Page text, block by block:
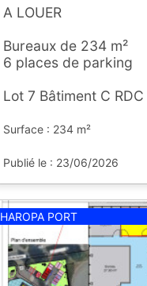
A LOUER
Bureaux de 234 m²
6 places de parking
Lot 7 Bâtiment C RDC
Surface : 234 m²
Publié le : 23/06/2026
HAROPA PORT